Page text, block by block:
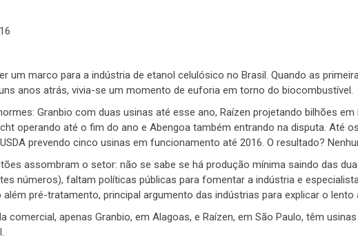
um marco para a indústria de etanol celulósico no Brasil. Quando as
anos atrás, vivia-se um momento de euforia em torno do biocombustível.
Granbio com duas usinas até esse ano, Raízen projetando bilhões
operando até o fim do ano e Abengoa também entrando na disputa. Até
prevendo cinco usinas em funcionamento até 2016. O resultado?
assombram o setor: não se sabe se há produção mínima saindo das
números), faltam políticas públicas para fomentar a indústria e
pré-tratamento, principal argumento das indústrias para explicar o lento
comercial, apenas Granbio, em Alagoas, e Raízen, em São Paulo, têm